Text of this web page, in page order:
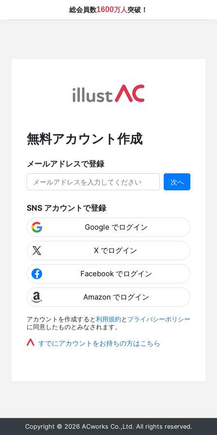
総会員数1600万人突破！
無料アカウント作成
メールアドレスで登録
次へ
SNS アカウントで登録
Google でログイン
X でログイン
Facebook でログイン
Amazon でログイン
アカウントを作成すると 利用規約 と プライバシーポリシー
に同意したものとみなされます。
すでにアカウントをお持ちの方はこちら
Copyright © 2026 ACworks Co.,Ltd. All rights reserved.